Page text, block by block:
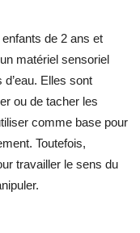
de 2 ans et
matériel sensoriel
Elles sont
ou de tacher les
comme base pour
Toutefois,
travailler le sens du